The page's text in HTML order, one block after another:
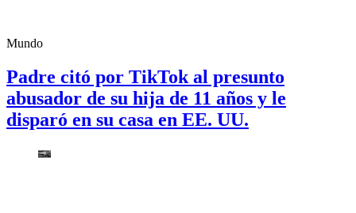
Mundo
Padre citó por TikTok al presunto
abusador de su hija de 11 años y le
disparó en su casa en EE. UU.